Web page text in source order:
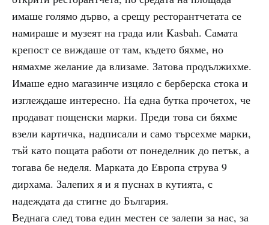
имаше голямо дърво, а срещу ресторантчетата се
намираше и музеят на града или Kasbah. Самата
крепост се виждаше от там, където бяхме, но
нямахме желание да влизаме. Затова продължихме.
Имаше едно магазинче изцяло с берберска стока и
изглеждаше интересно. На една бутка прочетох, че
продават пощенски марки. Преди това си бяхме
взели картичка, надписали и само търсехме марки,
тъй като пощата работи от понеделник до петък, а
тогава бе неделя. Марката до Европа струва 9
дирхама. Залепих я и я пуснах в кутията, с
надеждата да стигне до България.
Веднага след това един местен се залепи за нас, за